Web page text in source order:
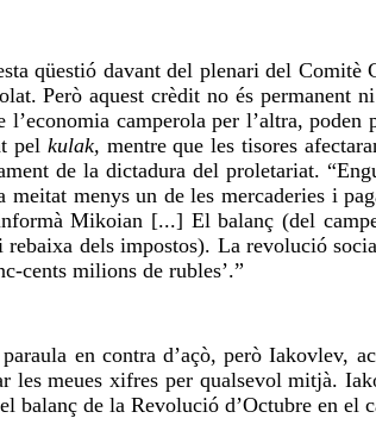
qüestió davant del plenari del
Però aquest crèdit no és permanent
l’economia camperola per l’altra,
pel kulak, mentre que les tisores
de la dictadura del proletariat.
meitat menys un de les mercaderies i
Mikoian [...] El balanç (del
rebaixa dels impostos). La revolució
cents milions de rubles’.”
en contra d’açò, però Iakovlev,
les meues xifres per qualsevol mitjà.
balanç de la Revolució d’Octubre en